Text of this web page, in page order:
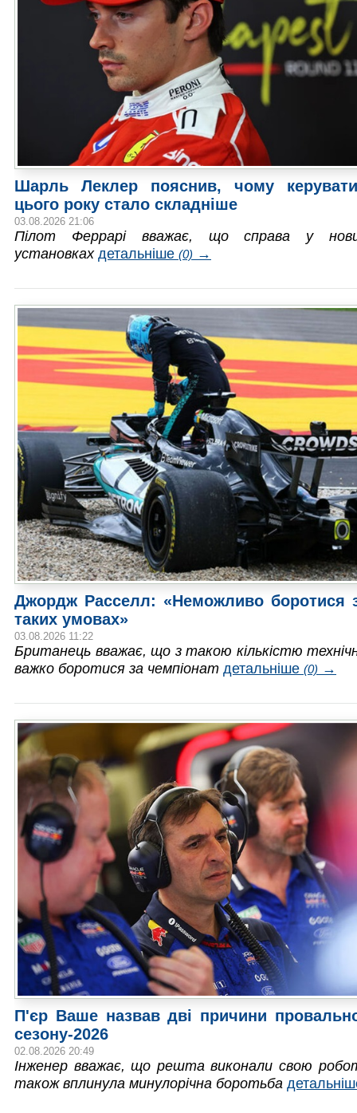
Шарль Леклер пояснив, чому
цього року стало складніше
03.08.2026 21:06
Пілот Феррарі вважає, що справа у
установках детальніше (0) →
Джордж Расселл: «Неможливо боротися
таких умовах»
03.08.2026 11:22
Британець вважає, що з такою кількістю
важко боротися за чемпіонат детальніше (0) →
П'єр Ваше назвав дві причини
сезону-2026
02.08.2026 20:49
Інженер вважає, що решта виконали свою
також вплинула минулорічна боротьба